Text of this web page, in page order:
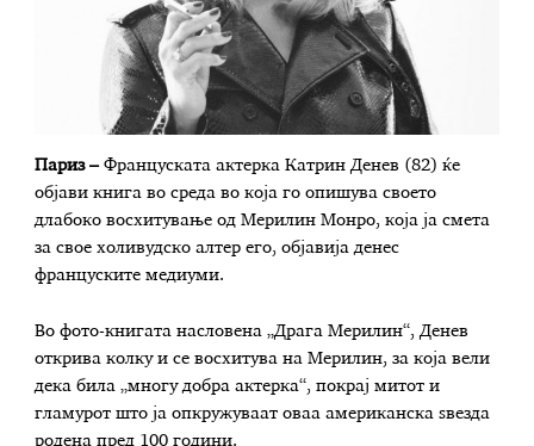
Париз –Француската актерка Катрин Денев (82) ќе
објави книга во среда во која го опишува своето
длабоко восхитување од Мерилин Монро, која ја смета
за свое холивудско алтер его, објавија денес
француските медиуми.
Во фото-книгата насловена „Драга Мерилин“, Денев
открива колку и се восхитува на Мерилин, за која вели
дека била „многу добра актерка“, покрај митот и
гламурот што ја опкружуваат оваа американска ѕвезда
родена пред 100 години.